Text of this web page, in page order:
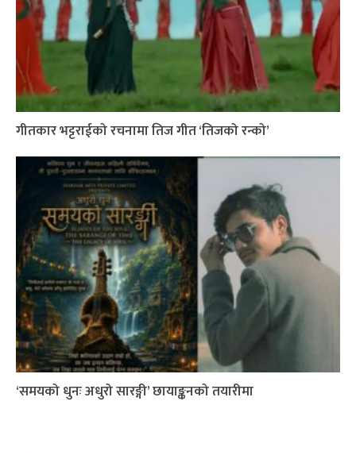
गीतकार भट्टराईको रचनामा तिज गीत ‘तिजको रन्को’
‘समयको धुनः अधुरो सारङ्गी’ छायाङ्कनको तयारीमा